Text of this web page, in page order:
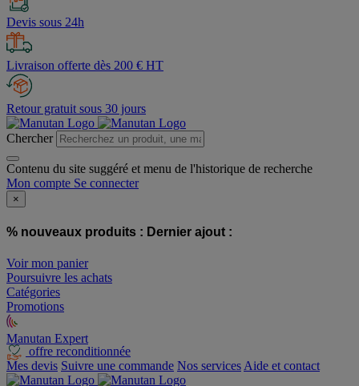
Devis sous 24h
Livraison offerte dès 200 € HT
Retour gratuit sous 30 jours
Chercher
Contenu du site suggéré et menu de l'historique de recherche
Mon compte Se connecter
×
% nouveaux produits : Dernier ajout :
Voir mon panier
Poursuivre les achats
Catégories
Promotions
Manutan Expert
offre reconditionnée
Mes devis Suivre une commande Nos services Aide et contact